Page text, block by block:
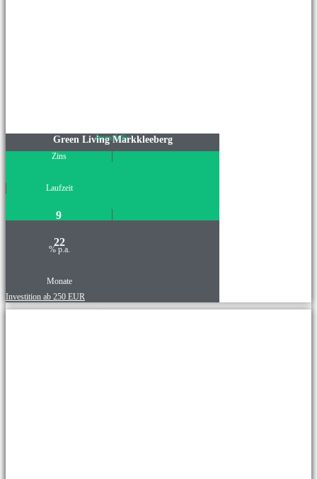
Immobilie
Green Living Markkleeberg
Zins
Laufzeit
9
22
% p.a.
Monate
Investition ab 250 EUR